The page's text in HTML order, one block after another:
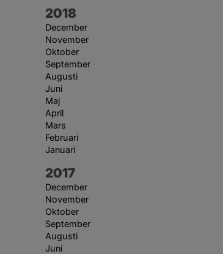
År:
2018
December
November
Oktober
September
Augusti
Juni
Maj
April
Mars
Februari
Januari
År:
2017
December
November
Oktober
September
Augusti
Juni